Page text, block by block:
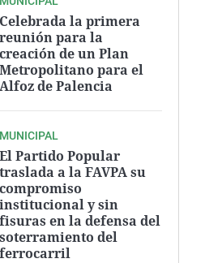
Celebrada la primera
reunión para la
creación de un Plan
Metropolitano para el
Alfoz de Palencia
MUNICIPAL
El Partido Popular
traslada a la FAVPA su
compromiso
institucional y sin
fisuras en la defensa del
soterramiento del
ferrocarril